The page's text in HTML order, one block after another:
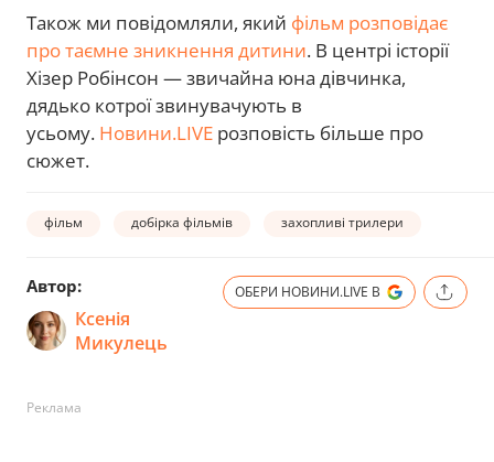
Також ми повідомляли, який фільм розповідає
про таємне зникнення дитини. В центрі історії
Хізер Робінсон — звичайна юна дівчинка,
дядько котрої звинувачують в
усьому. Новини.LIVE розповість більше про
сюжет.
фільм добірка фільмів захопливі трилери
Автор:
Ксенія
Микулець
ОБЕРИ НОВИНИ.LIVE В
Реклама